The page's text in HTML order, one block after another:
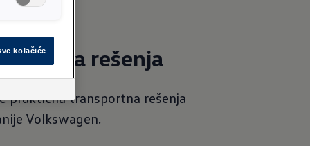
rešenja
praktična transportna rešenja
Volkswagen.
kolačiće